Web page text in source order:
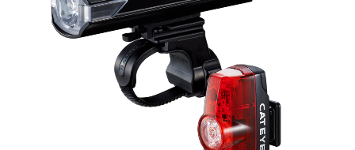
CATEYE CHANNEL